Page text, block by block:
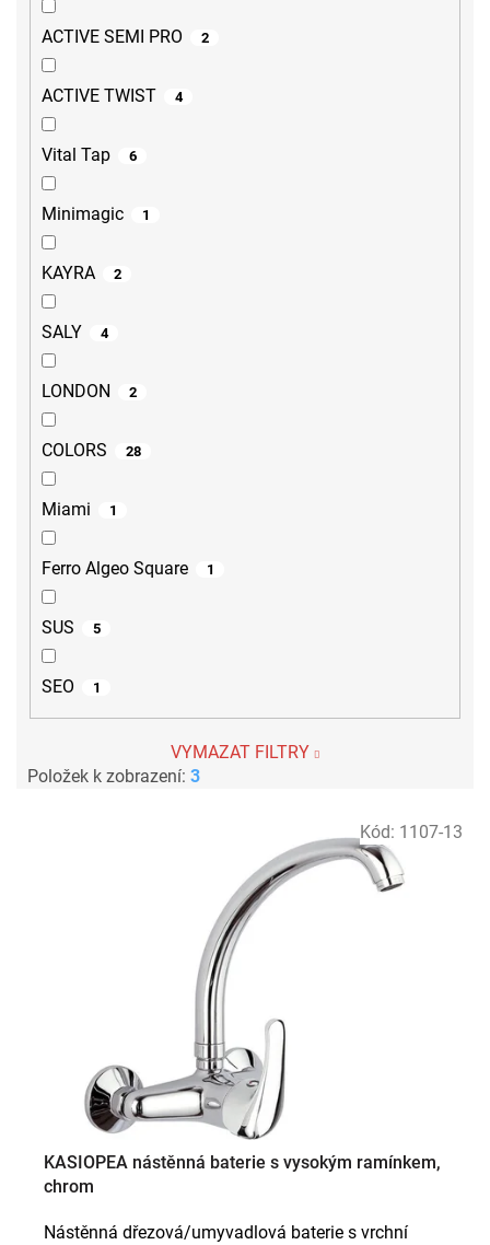
ACTIVE SEMI PRO 2
ACTIVE TWIST 4
Vital Tap 6
Minimagic 1
KAYRA 2
SALY 4
LONDON 2
COLORS 28
Miami 1
Ferro Algeo Square 1
SUS 5
SEO 1
VYMAZAT FILTRY
Položek k zobrazení: 3
KASIOPEA nástěnná baterie s vysokým ramínkem,
chrom
Nástěnná dřezová/umyvadlová baterie s vrchní
Kód: 1107-13